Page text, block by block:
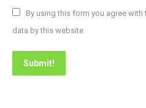
By using this form you agree
data by this website.
Submit!